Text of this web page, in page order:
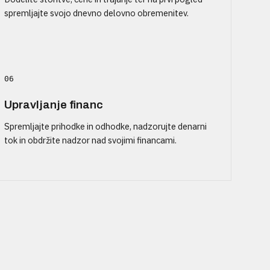
spremljajte svojo dnevno delovno obremenitev.
06
Upravljanje financ
Spremljajte prihodke in odhodke, nadzorujte denarni
tok in obdržite nadzor nad svojimi financami.